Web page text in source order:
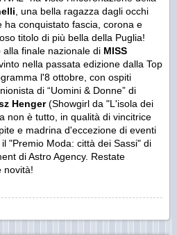
, una bella ragazza dagli occhi
ha conquistato fascia, corona e
titolo di più bella della Puglia!
finale nazionale di MISS
nella passata edizione dalla Top
l'8 ottobre, con ospiti
di “Uomini & Donne” di
Henger(Showgirl da "L'isola dei
non è tutto, in qualità di vincitrice
e madrina d'eccezione di eventi
"Premio Moda: città dei Sassi" di
di Astro Agency. Restate
novità!